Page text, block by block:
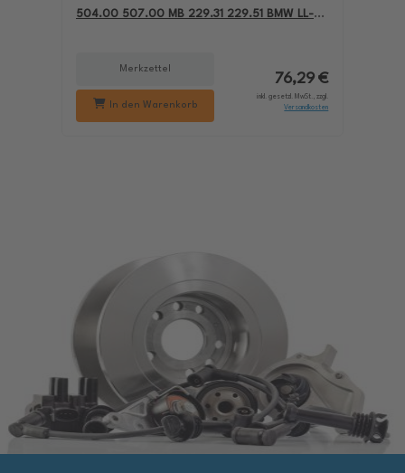
504.00 507.00 MB 229.31 229.51 BMW LL-04
Merkzettel
In den Warenkorb
76,29 €
inkl. gesetzl. MwSt., zzgl.
Versandkosten